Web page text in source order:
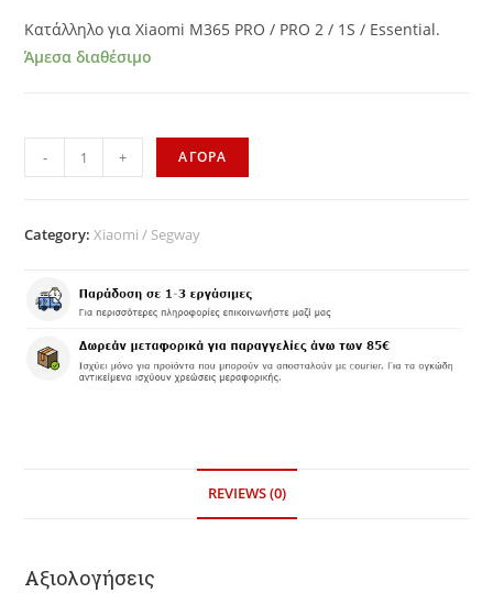
Κατάλληλο για Xiaomi M365 PRO / PRO 2 / 1S / Essential.
Άμεσα διαθέσιμο
- + ΑΓΟΡΑ
Category:Xiaomi / Segway
REVIEWS (0)
Αξιολογήσεις